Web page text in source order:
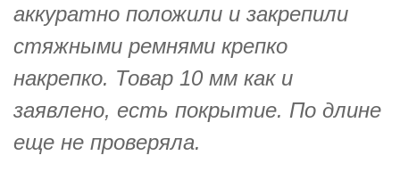
аккуратно положили и закрепили
стяжными ремнями крепко
накрепко. Товар 10 мм как и
заявлено, есть покрытие. По длине
еще не проверяла.